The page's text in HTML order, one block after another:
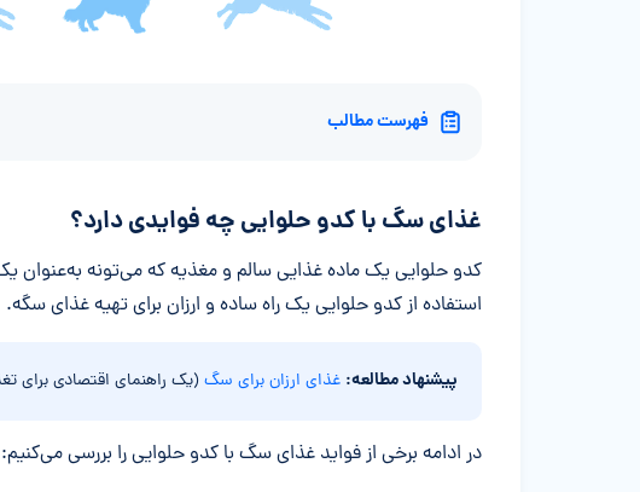
فهرست مطالب
غذای سگ با کدو حلوایی چه فوایدی دارد؟
کدو حلوایی یک ماده غذایی سالم و مغذیه که می‌تونه به‌عنوان
استفاده از کدو حلوایی یک راه ساده و ارزان برای تهیه غذای سگه.
پیشنهاد مطالعه: غذای ارزان برای سگ(یک راهنمای اقتصادی برای
در ادامه برخی از فواید غذای سگ با کدو حلوایی را بررسی می‌کنیم: